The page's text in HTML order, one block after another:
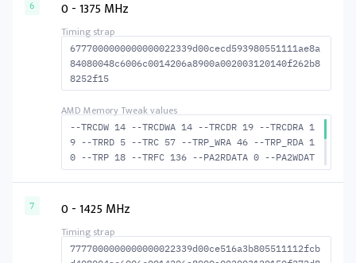
6 0 - 1375 MHz
6777000000000000022339d00cecd593980551111ae8a
84080048c6006c0014206a8900a002003120140f262b8
8252f15
--TRCDW 14 --TRCDWA 14 --TRCDR 19 --TRCDRA 1
9 --TRRD 5 --TRC 57 --TRP_WRA 46 --TRP_RDA 1
0 --TRP 18 --TRFC 136 --PA2RDATA 0 --PA2WDAT
A 0 --TFAW 8 --TCRCRL 2 --TCRCWL 6 --TFAW32
MACTWR 43 --RAS2RAS 136 --RP 37 --WRPLUSRP 4
7 0 - 1425 MHz
7777000000000000022339d00ce516a3b805511112fcb